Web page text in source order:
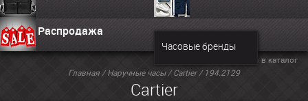
Распродажа
Часовые бренды
Главная /Наручные часы/Cartier/ 194.2129
Cartier
Вернуться в каталог